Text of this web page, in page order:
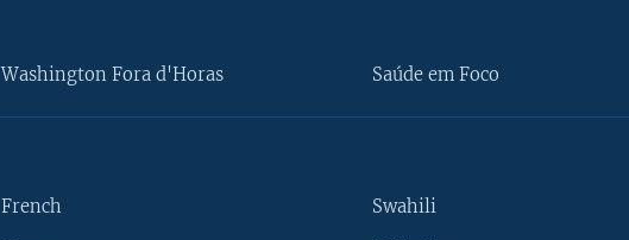
Washington Fora d'Horas Saúde em Foco
French Swahili